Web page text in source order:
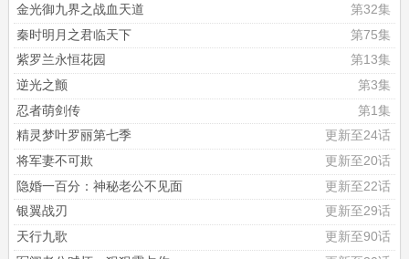
金光御九界之战血天道
第32集
秦时明月之君临天下
第75集
紫罗兰永恒花园
第13集
逆光之颤
第3集
忍者萌剑传
第1集
精灵梦叶罗丽第七季
更新至24话
将军妻不可欺
更新至20话
隐婚一百分：神秘老公不见面
更新至22话
银翼战刃
更新至29话
天行九歌
更新至90话